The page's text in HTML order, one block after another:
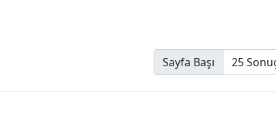
Sayfa Başı